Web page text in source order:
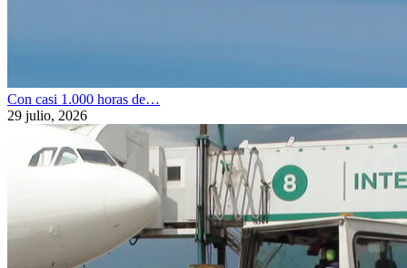
Con casi 1.000 horas de…
29 julio, 2026